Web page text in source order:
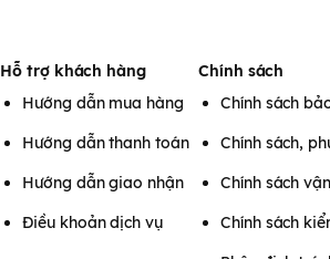
Hỗ trợ khách hàng
Hướng dẫn mua hàng
Hướng dẫn thanh toán
Hướng dẫn giao nhận
Điều khoản dịch vụ
Chính sách
Chính sách
Chính sách,
Chính sách
Chính sách